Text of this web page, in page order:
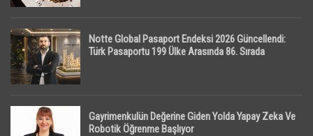
Notte Global Pasaport Endeksi 2026 Güncellendi:
Türk Pasaportu 199 Ülke Arasında 86. Sırada
Gayrimenkulün Değerine Giden Yolda Yapay Zeka Ve
Robotik Öğrenme Başlıyor